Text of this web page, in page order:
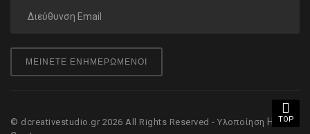
ΜΕΙΝΕΤΕ ΕΝΗΜΕΡΩΜΕΝΟΙ
© dcreativestudio.gr 2026 All Rights Reserved - Υλοποίηση Hyper
TOP